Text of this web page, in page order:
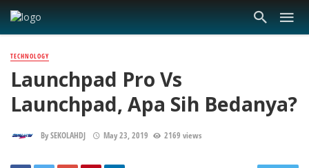
TECHNOLOGY
Launchpad Pro Vs
Launchpad, Apa Sih Bedanya?
BySEKOLAHDJ May 23, 2019 2169 views